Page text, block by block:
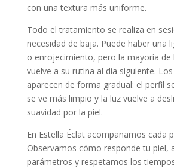
con una textura más uniforme.
Todo el tratamiento se realiza en
necesidad de baja. Puede haber una
o enrojecimiento, pero la mayoría de
vuelve a su rutina al día siguiente.
aparecen de forma gradual: el perfil
se ve más limpio y la luz vuelve a
suavidad por la piel.
En Estella Éclat acompañamos cada
Observamos cómo responde tu piel,
parámetros y respetamos los